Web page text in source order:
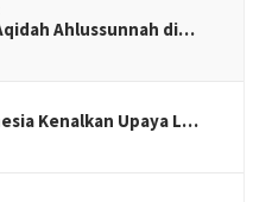
Ahlussunnah di…
Kenalkan Upaya L…